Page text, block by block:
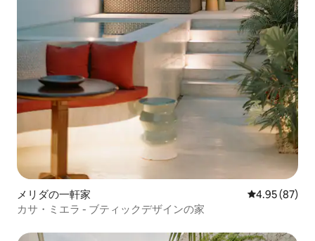
メリダの一軒家 レビュー87
4.95 (87)
カサ・ミエラ - ブティックデザインの家